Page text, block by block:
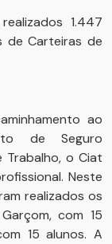
1.447
de Carteiras de
ao
de Seguro
Trabalho, o Ciat
Neste
realizados os
com 15
15 alunos. A